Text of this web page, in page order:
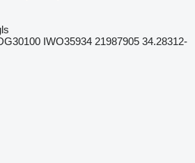
IWO35934 21987905 34.28312-